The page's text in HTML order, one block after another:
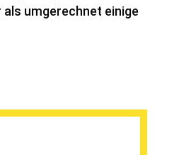
umgerechnet einige